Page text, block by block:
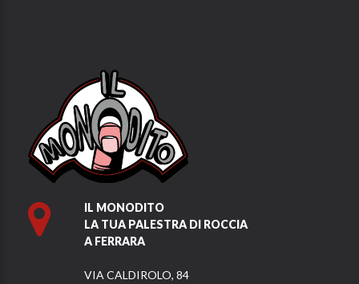
IL MONODITO
LA TUA PALESTRA DI ROCCIA
A FERRARA
VIA CALDIROLO, 84